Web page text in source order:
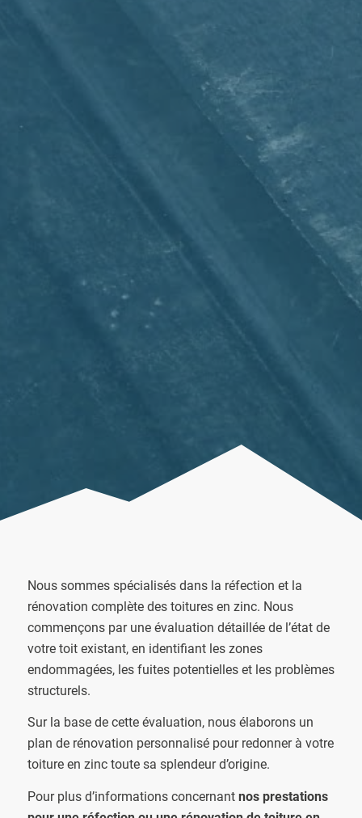
Nous sommes spécialisés dans la réfection et la
rénovation complète des toitures en zinc. Nous
commençons par une évaluation détaillée de l’état de
votre toit existant, en identifiant les zones
endommagées, les fuites potentielles et les problèmes
structurels.
Sur la base de cette évaluation, nous élaborons un
plan de rénovation personnalisé pour redonner à votre
toiture en zinc toute sa splendeur d’origine.
Pour plus d’informations concernant nos prestations